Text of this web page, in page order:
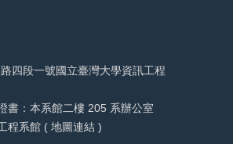
四段一號國立臺灣大學資訊工程
書：本系館二樓 205 系辦公室
程系館 ( 地圖連結 )